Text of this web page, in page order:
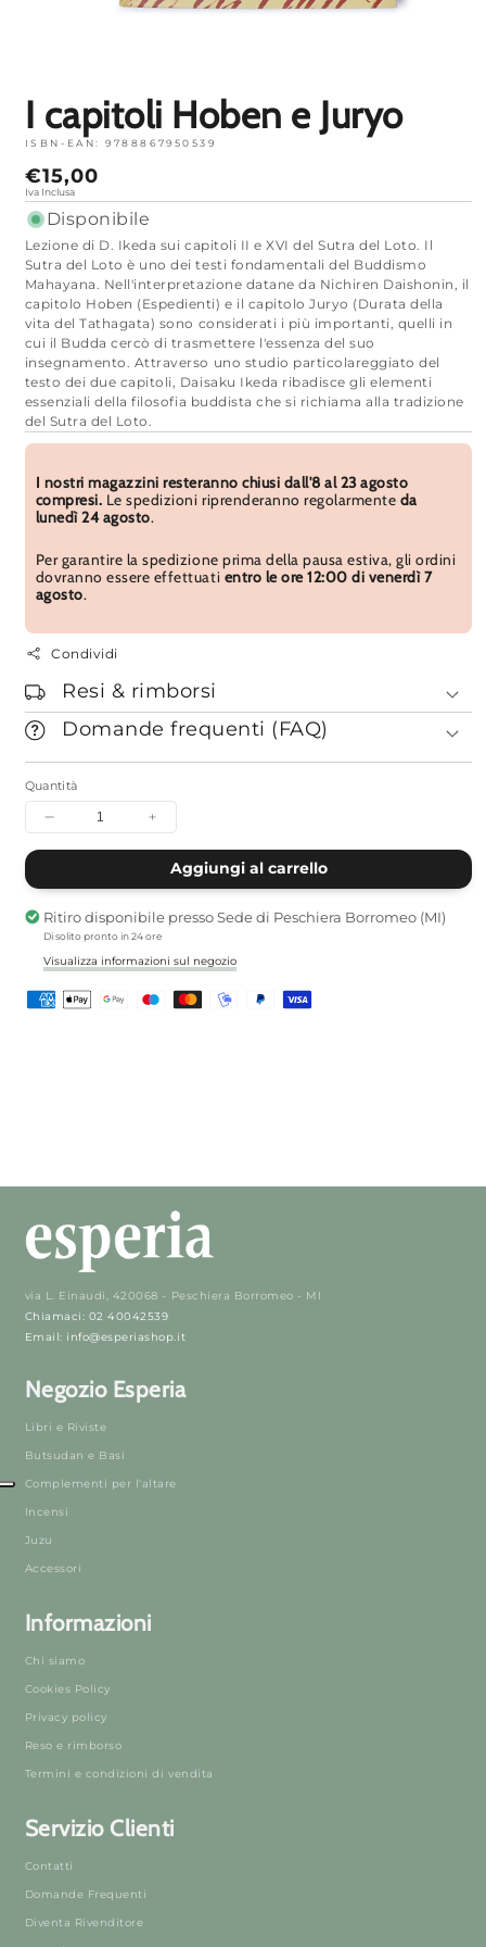
I capitoli Hoben e Juryo
ISBN-EAN: 9788867950539
Prezzo
normale
€15,00
Iva Inclusa
Disponibile
Lezione di D. Ikeda sui capitoli II e XVI del Sutra del Loto. Il
Sutra del Loto è uno dei testi fondamentali del Buddismo
Mahayana. Nell'interpretazione datane da Nichiren Daishonin, il
capitolo Hoben (Espedienti) e il capitolo Juryo (Durata della
vita del Tathagata) sono considerati i più importanti, quelli in
cui il Budda cercò di trasmettere l'essenza del suo
insegnamento. Attraverso uno studio particolareggiato del
testo dei due capitoli, Daisaku Ikeda ribadisce gli elementi
essenziali della filosofia buddista che si richiama alla tradizione
del Sutra del Loto.
I nostri magazzini resteranno chiusi dall'8 al 23 agosto
compresi. Le spedizioni riprenderanno regolarmente da
lunedì 24 agosto.
Per garantire la spedizione prima della pausa estiva, gli ordini
dovranno essere effettuati entro le ore 12:00 di venerdì 7
agosto.
Condividi
Resi & rimborsi
Domande frequenti (FAQ)
Quantità
Diminuisci
Hoben
e
Juryo
Aumenta
per
Hoben
e
Juryo
Aggiungi al carrello
Ritiro disponibile presso Sede di Peschiera Borromeo (MI)
Di solito pronto in 24 ore
Visualizza informazioni sul negozio
via L. Einaudi, 420068 - Peschiera Borromeo - MI
Chiamaci: 02 40042539
Email: info@esperiashop.it
Negozio Esperia
Libri e Riviste
Butsudan e Basi
Complementi per l'altare
Incensi
Juzu
Accessori
Informazioni
Chi siamo
Cookies Policy
Privacy policy
Reso e rimborso
Termini e condizioni di vendita
Servizio Clienti
Contatti
Domande Frequenti
Diventa Rivenditore